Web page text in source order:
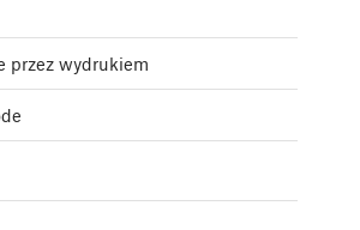
przez wydrukiem